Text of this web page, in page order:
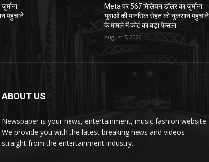
पहुंचाने
Meta पर 567 मिलियन डॉलर का जुर्माना:
युवाओं की मानसिक सेहत को नुकसान पहुंचाने
के मामले में कोर्ट का बड़ा फैसला
August 7, 2026
ABOUT US
Newspaper is your news, entertainment, music fashion website.
We provide you with the latest breaking news and videos
straight from the entertainment industry.